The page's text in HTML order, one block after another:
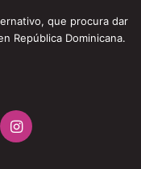
que procura dar
República Dominicana.
Instagram